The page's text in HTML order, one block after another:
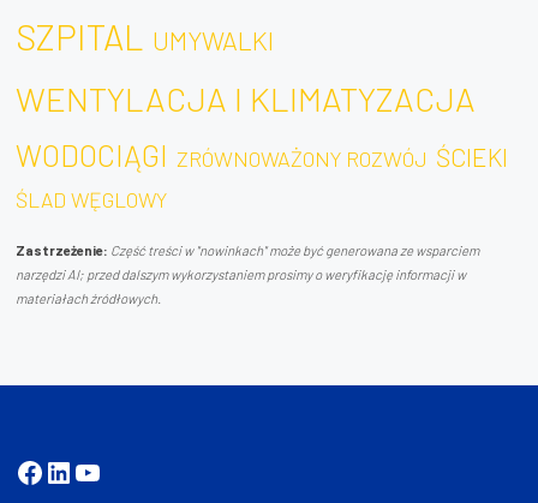
SZPITAL UMYWALKI
WENTYLACJA I KLIMATYZACJA
WODOCIĄGI ZRÓWNOWAŻONY ROZWÓJ ŚCIEKI
ŚLAD WĘGLOWY
Zastrzeżenie: Część treści w "nowinkach" może być generowana ze wsparciem
narzędzi AI; przed dalszym wykorzystaniem prosimy o weryfikację informacji w
materiałach źródłowych.
Facebook
LinkedIn
YouTube